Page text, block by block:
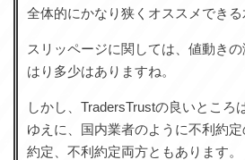
全体的にかなり狭くオススメできる
スリッページに関しては、値動き
はり多少はありますね。
しかし、TradersTrustの良いところ
ゆえに、国内業者のように不利約
約定、不利約定両方ともあります。